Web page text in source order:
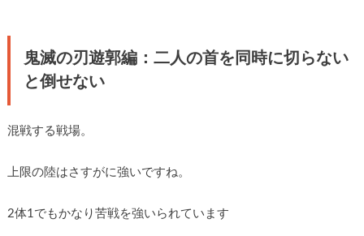
鬼滅の刃遊郭編：二人の首を同時に切らない
と倒せない
混戦する戦場。
上限の陸はさすがに強いですね。
2体1でもかなり苦戦を強いられています